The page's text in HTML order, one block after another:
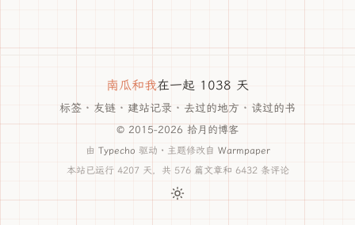
南瓜和我在一起 1038 天
标签 · 友链 · 建站记录 · 去过的地方 · 读过的书
© 2015-2026 拾月的博客
由 Typecho 驱动 · 主题修改自 Warmpaper
本站已运行 4207 天，共 576 篇文章和 6432 条评论